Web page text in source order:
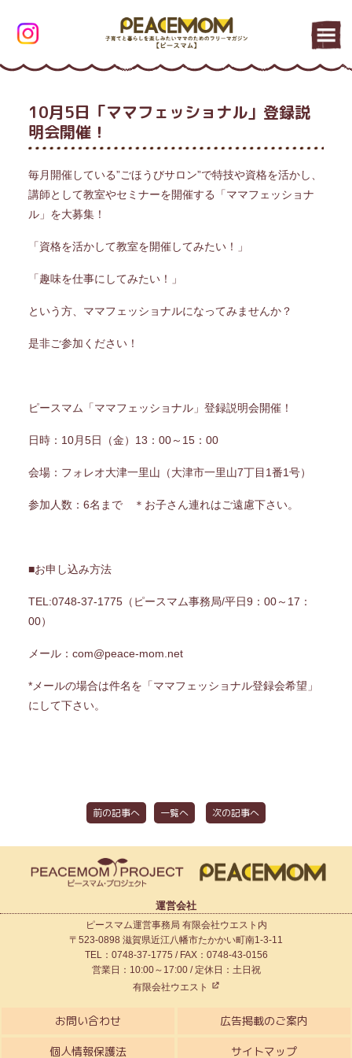
10月5日「ママフェッショナル」登録説
明会開催！
毎月開催している”ごほうびサロン”で特技や資格を活かし、
講師として教室やセミナーを開催する「ママフェッショナ
ル」を大募集！
「資格を活かして教室を開催してみたい！」
「趣味を仕事にしてみたい！」
という方、ママフェッショナルになってみませんか？
是非ご参加ください！
ピースマム「ママフェッショナル」登録説明会開催！
日時：10月5日（金）13：00～15：00
会場：フォレオ大津一里山（大津市一里山7丁目1番1号）
参加人数：6名まで ＊お子さん連れはご遠慮下さい。
■お申し込み方法
TEL:0748-37-1775（ピースマム事務局/平日9：00～17：
00）
メール：com@peace-mom.net
*メールの場合は件名を「ママフェッショナル登録会希望」
にして下さい。
前の記事へ 一覧へ 次の記事へ
運営会社
ピースマム運営事務局 有限会社ウエスト内
〒523-0898 滋賀県近江八幡市たかかい町南1-3-11
TEL：0748-37-1775 / FAX：0748-43-0156
営業日：10:00～17:00 / 定休日：土日祝
有限会社ウエスト
お問い合わせ 広告掲載のご案内
個人情報保護法 サイトマップ